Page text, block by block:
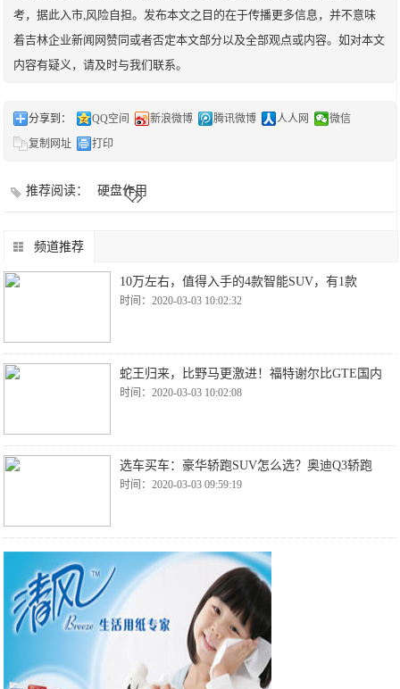
考，据此入市,风险自担。发布本文之目的在于传播更多信息，并不意味
着吉林企业新闻网赞同或者否定本文部分以及全部观点或内容。如对本文
内容有疑义，请及时与我们联系。
分享到： QQ空间 新浪微博 腾讯微博 人人网
微信
复制网址
打印
推荐阅读： 硬盘作用
频道推荐
10万左右，值得入手的4款智能SUV，有1款
时间：2020-03-03 10:02:32
蛇王归来，比野马更激进！福特谢尔比GTE国内
时间：2020-03-03 10:02:08
选车买车：豪华轿跑SUV怎么选？奥迪Q3轿跑
时间：2020-03-03 09:59:19